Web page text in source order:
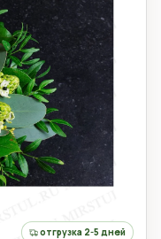
отгрузка 2-5 дней